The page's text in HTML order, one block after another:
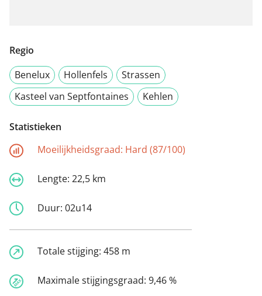
Regio
Benelux
Hollenfels
Strassen
Kasteel van Septfontaines
Kehlen
Statistieken
Moeilijkheidsgraad: Hard (87/100)
Lengte: 22,5 km
Duur: 02u14
Totale stijging: 458 m
Maximale stijgingsgraad: 9,46 %